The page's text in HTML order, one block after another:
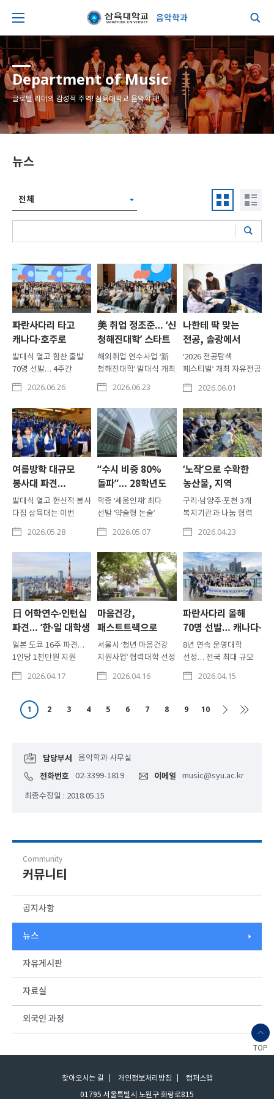
음악학과
Department of Music
글로벌 리더의 감성적 주역! 삼육대학교 음악학과!
뉴스
전체
파란사다리 타고
캐나다·호주로
발대식 열고 힘찬 출발
70명 선발… 4주간
어학연수·진로탐색·
문화체험 삼육대가
대학생 70명을 선발해
4주간 캐나다, 호주
대학에 파견한다.
삼육대는 지난 24일
교내 요한관
홍명기홀에서 ‘2026년
파란사다리 사업
교육부와
한국장학재단이
지원하는 ‘파란사다리
2026.06.26
美 취업 정조준… ‘신
청해진대학’ 스타트
해외취업 연수사업 ‘新
청해진대학’ 발대식 개최
삼육대 대학일자리본부
(본부장 서경현)는 지난
16일 교내 국제교육관
장근청홀에서
해외취업연수사업 ‘신
(新)청해진대학’(구 K-
Move 스쿨) 발대식 및
오리엔테이션을
개최했다. 이날 행사에는
최종 선발된 연수생
38명이 참석해 성공적..
2026.06.23
나한테 딱 맞는
전공, 솔광에서
찾았다
‘2026 전공탐색
페스티벌’ 개최 자유전공
·다전공 맞춤형 전공탐색
지원 20개 학과 참여…
1천명 몰려 높은 관심
삼육대 교무처(처장
정태석) 학사지원팀은
지난 5월 27일 교내
솔로몬광장에서 ‘2026
전공탐색 페스티벌’을
성황리에 개최했다. 이번
행사는 자유전공학부
학생들의 전공 선택을
지원하고, 복수..
2026.06.01
여름방학 대규모
봉사대 파견…
국내외 18팀 241명
발대식 열고 헌신적 봉사
다짐 삼육대는 이번
여름방학 동안 국내외에
총 241명 규모의 하계
봉사대를 파견한다. 매
방학마다 대규모
봉사대를 파견해 온
삼육대는 학생들이
글로벌 시민으로
성장하고 나눔과 봉사의
가치를 실천하도록
하계 봉사대는 베트남,
튀르키예, 대만, 몽골,
동티모르 등 해외 ..
2026.05.28
“수시 비중 80%
돌파”… 28학년도
신입학 기본계획
발표
학종 ‘세움인재’ 최다
선발 ‘약술형 논술’
251명 모집… 약학과
논술 유지 삼육대는 현재
고등학교 2학년
학생들에게 적용되는
‘2028학년도 신입학
기본계획(입학전형
시행계획)’을 발표했다.
약학과,
인공지능융합학부,
등 26개 모집단위(학과)
에서 수시모집 1065명
(정원외 포함..
2026.05.07
‘노작’으로 수확한
농산물, 지역
취약계층에 나눈다
구리·남양주·포천 3개
복지기관과 나눔 협력
MOU 개교 때부터
이어온 노작교육… ESG
기반으로 고도화 우리
대학 학우들이 교양필수
과목인 ‘노작교육
(그린교육)’을 통해 땀
흘려 직접 수확한
농산물을 지역사회
취약계층과 나눈다.
교내 백주년기념관
소회의실에서
구리시종합사회복지관,
2026.04.23
日 어학연수·인턴십
파견… ‘한·일 대학생
연수사업’ 3년 연속
선정
일본 도쿄 16주 파견…
1인당 1천만원 지원
삼육대는 교육부와
한국장학재단이
대학생 연수사업’
참여대학으로 3년 연속
현지 어학연수,
문화생활 기회를 제공해
글로벌 역량을
2026.04.17
마음건강,
패스트트랙으로
챙기세요
서울시 ‘청년 마음건강
지원사업’ 협력대학 선정
위기 청년 조기 발굴…
복잡한 절차 없이
심리상담, 취업·진로 등
지원사업 협력대학에
불안 등 정서적 어려움을
겪는 대학생들이 적기에
2026.04.16
파란사다리 올해
70명 선발… 캐나다·
호주 간다
8년 연속 운영대학
선정… 전국 최대 규모
파견 “파란사다리
연수를 통해 영어 실력뿐
시야, 자신감, 그리고
지난해 파란사다리
2026.04.15
1 2 3 4 5 6 7 8 9 10
담당부서 음악학과 사무실
전화번호 02-3399-1819 이메일 music@syu.ac.kr
최종수정일 : 2018.05.15
Community
커뮤니티
공지사항
뉴스
자유게시판
자료실
외국인 과정
TOP
찾아오시는 길 개인정보처리방침
캠퍼스맵
01795 서울특별시 노원구 화랑로815